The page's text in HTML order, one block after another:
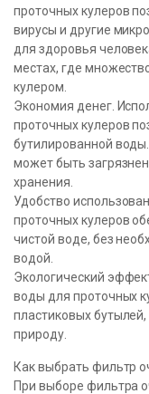
проточных кулеров
вирусы и другие
для здоровья
местах, где
кулером.
Экономия денег.
проточных кулеров
бутилированной
может быть
хранения.
Удобство
проточных кулеров
чистой воде, без
водой.
Экологический
воды для проточных
пластиковых
природу.
Как выбрать фильтр
При выборе фильтра